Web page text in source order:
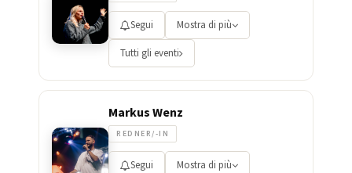
Segui Mostra di più
Tutti gli eventi
Markus Wenz
REDNER/-IN
Segui Mostra di più